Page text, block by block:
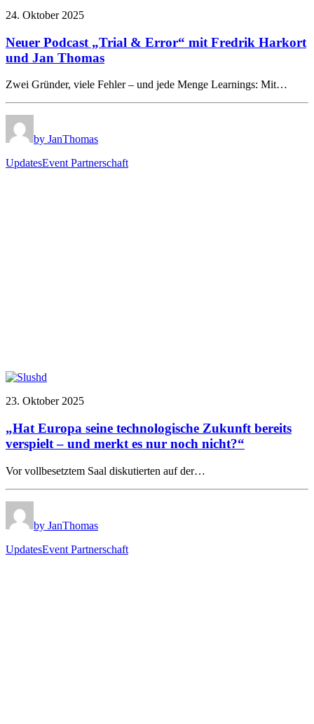
24. Oktober 2025
Neuer Podcast „Trial & Error“ mit Fredrik Harkort
und Jan Thomas
Zwei Gründer, viele Fehler – und jede Menge Learnings: Mit…
by JanThomas
UpdatesEvent Partnerschaft
23. Oktober 2025
„Hat Europa seine technologische Zukunft bereits
verspielt – und merkt es nur noch nicht?“
Vor vollbesetztem Saal diskutierten auf der…
by JanThomas
UpdatesEvent Partnerschaft